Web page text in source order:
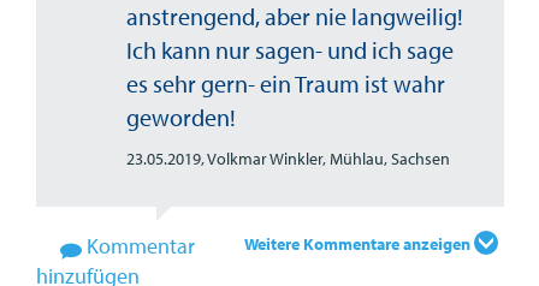
anstrengend, aber nie langweilig!
Ich kann nur sagen- und ich sage
es sehr gern- ein Traum ist wahr
geworden!
23.05.2019,Volkmar Winkler, Mühlau, Sachsen
Weitere Kommentare anzeigen
Kommentar
hinzufügen